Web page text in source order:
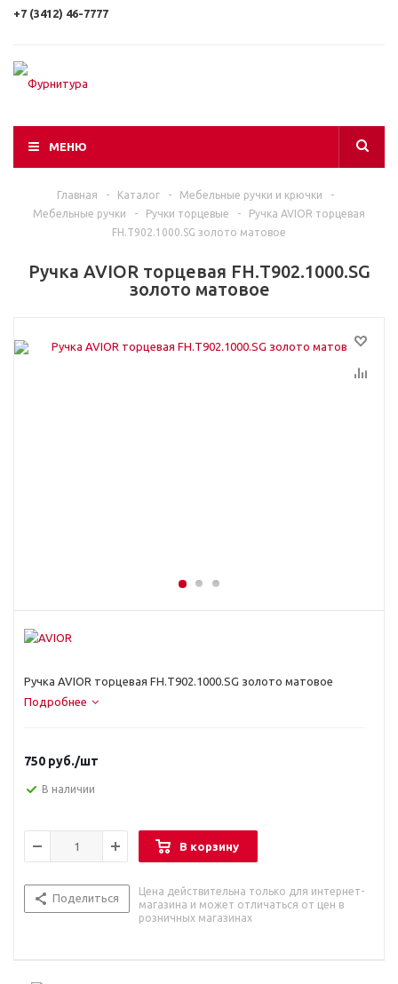
+7 (3412) 46-7777
МЕНЮ
Главная - Каталог - Мебельные ручки и крючки
-
Мебельные ручки
- Ручки торцевые -
Ручка AVIOR торцевая
FH.Т902.1000.SG золото матовое
Ручка AVIOR торцевая FH.Т902.1000.SG
золото матовое
Ручка AVIOR торцевая FH.Т902.1000.SG золото матовое
Подробнее
750 руб./шт
В наличии
В корзину
Поделиться
Цена действительна только для интернет-
магазина и может отличаться от цен в
розничных магазинах